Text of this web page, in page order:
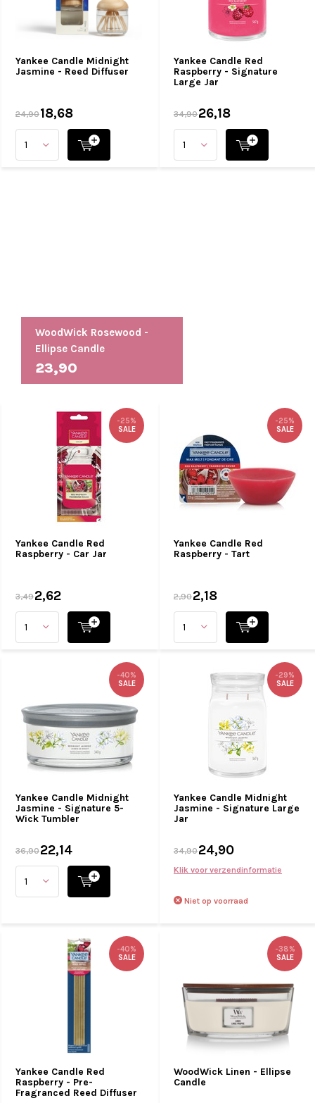
Yankee Candle Midnight
Jasmine - Reed Diffuser
24,9018,68
Yankee Candle Red
Raspberry - Signature
Large Jar
34,9026,18
WoodWick Rosewood -
Ellipse Candle
23,90
Yankee Candle Red
Raspberry - Car Jar
-25%
SALE
3,492,62
Yankee Candle Red
Raspberry - Tart
-25%
SALE
2,902,18
Yankee Candle Midnight
Jasmine - Signature 5-
Wick Tumbler
-40%
SALE
36,9022,14
Yankee Candle Midnight
Jasmine - Signature Large
Jar
-29%
SALE
34,9024,90
Klik voor verzendinformatie
Niet op voorraad
Yankee Candle Red
Raspberry - Pre-
Fragranced Reed Diffuser
-40%
SALE
WoodWick Linen - Ellipse
Candle
-38%
SALE